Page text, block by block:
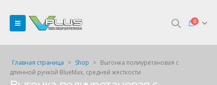
0
Главная страница > Shop > Выгонка полиуретановая с
длинной ручкой BlueMax, средней жесткости